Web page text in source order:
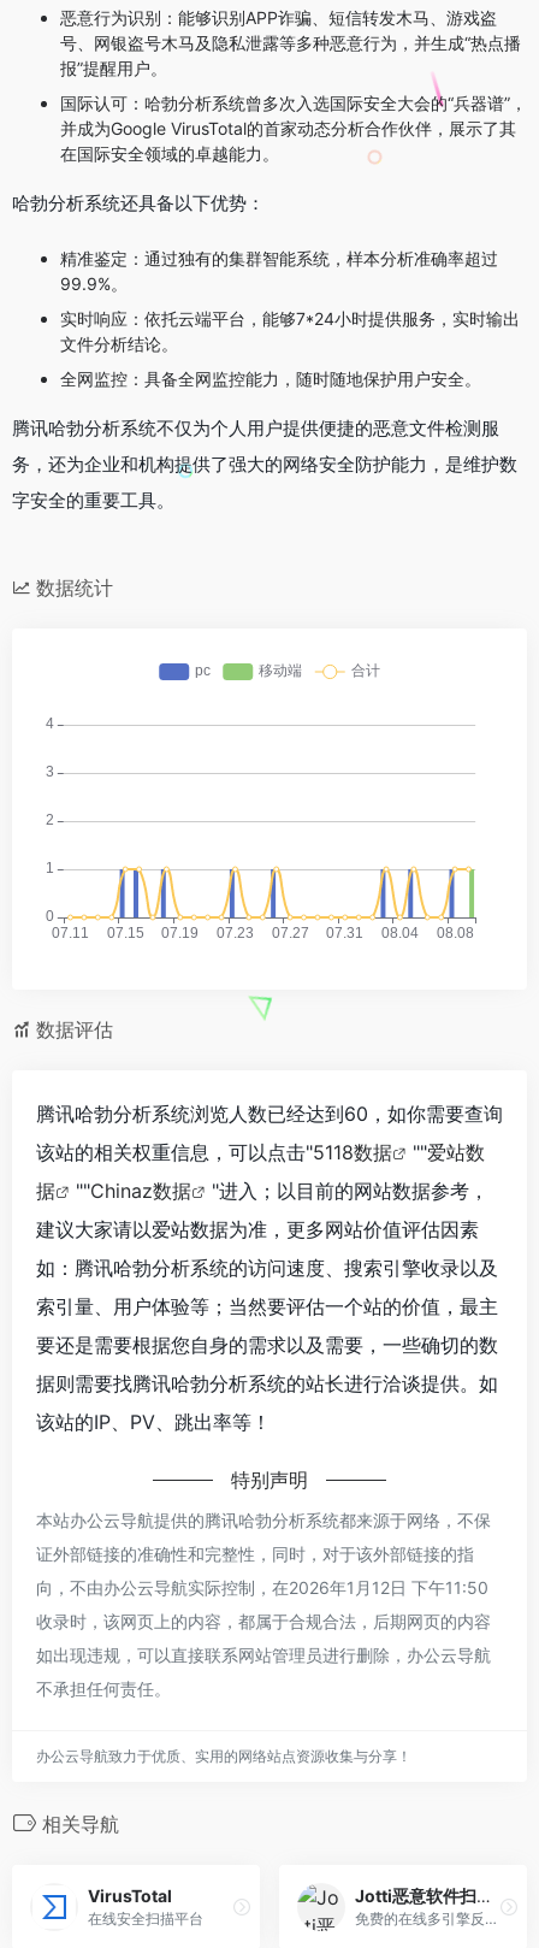
恶意行为识别：能够识别APP诈骗、短信转发木马、游戏盗
号、网银盗号木马及隐私泄露等多种恶意行为，并生成“热点播
报”提醒用户。
国际认可：哈勃分析系统曾多次入选国际安全大会的“兵器谱”，
并成为Google VirusTotal的首家动态分析合作伙伴，展示了其
在国际安全领域的卓越能力。
哈勃分析系统还具备以下优势：
精准鉴定：通过独有的集群智能系统，样本分析准确率超过
99.9%。
实时响应：依托云端平台，能够7*24小时提供服务，实时输出
文件分析结论。
全网监控：具备全网监控能力，随时随地保护用户安全。
腾讯哈勃分析系统不仅为个人用户提供便捷的恶意文件检测服
务，还为企业和机构提供了强大的网络安全防护能力，是维护数
字安全的重要工具。
数据统计
数据评估
腾讯哈勃分析系统浏览人数已经达到60，如你需要查询
该站的相关权重信息，可以点击"5118数据 ""爱站数
据
""Chinaz数据
"进入；以目前的网站数据参考，
建议大家请以爱站数据为准，更多网站价值评估因素
如：腾讯哈勃分析系统的访问速度、搜索引擎收录以及
索引量、用户体验等；当然要评估一个站的价值，最主
要还是需要根据您自身的需求以及需要，一些确切的数
据则需要找腾讯哈勃分析系统的站长进行洽谈提供。如
该站的IP、PV、跳出率等！
特别声明
本站办公云导航提供的腾讯哈勃分析系统都来源于网络，不保
证外部链接的准确性和完整性，同时，对于该外部链接的指
向，不由办公云导航实际控制，在2026年1月12日 下午11:50
收录时，该网页上的内容，都属于合规合法，后期网页的内容
如出现违规，可以直接联系网站管理员进行删除，办公云导航
不承担任何责任。
办公云导航致力于优质、实用的网络站点资源收集与分享！
相关导航
VirusTotal
在线安全扫描平台
Jotti恶意软件扫描系统
免费的在线多引擎反病毒扫描工具